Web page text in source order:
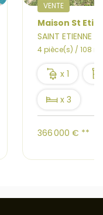
VENTE
SAINT ETIENNE
3 pièce(s) / 81 m²
x 3